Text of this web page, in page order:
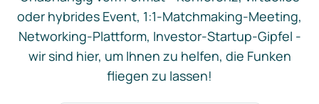
oder hybrides Event, 1:1-Matchmaking-Meeting,
Networking-Plattform, Investor-Startup-Gipfel -
wir sind hier, um Ihnen zu helfen, die Funken
fliegen zu lassen!